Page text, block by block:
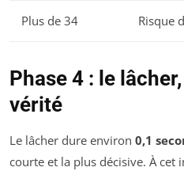
Plus de 34 Risque
Phase 4 : le
vérité
Le lâcher dure environ 0,1
courte et la plus décisive. À